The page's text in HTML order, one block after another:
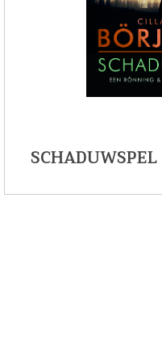
SCHADUWSPEL